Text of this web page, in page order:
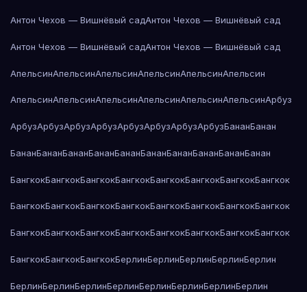
Антон Чехов — Вишнёвый садАнтон Чехов — Вишнёвый сад
Антон Чехов — Вишнёвый садАнтон Чехов — Вишнёвый сад
АпельсинАпельсинАпельсинАпельсинАпельсинАпельсин
АпельсинАпельсинАпельсинАпельсинАпельсинАпельсинАрбуз
АрбузАрбузАрбузАрбузАрбузАрбузАрбузАрбузБананБанан
БананБананБананБананБананБананБананБананБананБанан
БангкокБангкокБангкокБангкокБангкокБангкокБангкокБангкок
БангкокБангкокБангкокБангкокБангкокБангкокБангкокБангкок
БангкокБангкокБангкокБангкокБангкокБангкокБангкокБангкок
БангкокБангкокБангкокБерлинБерлинБерлинБерлинБерлин
БерлинБерлинБерлинБерлинБерлинБерлинБерлинБерлин